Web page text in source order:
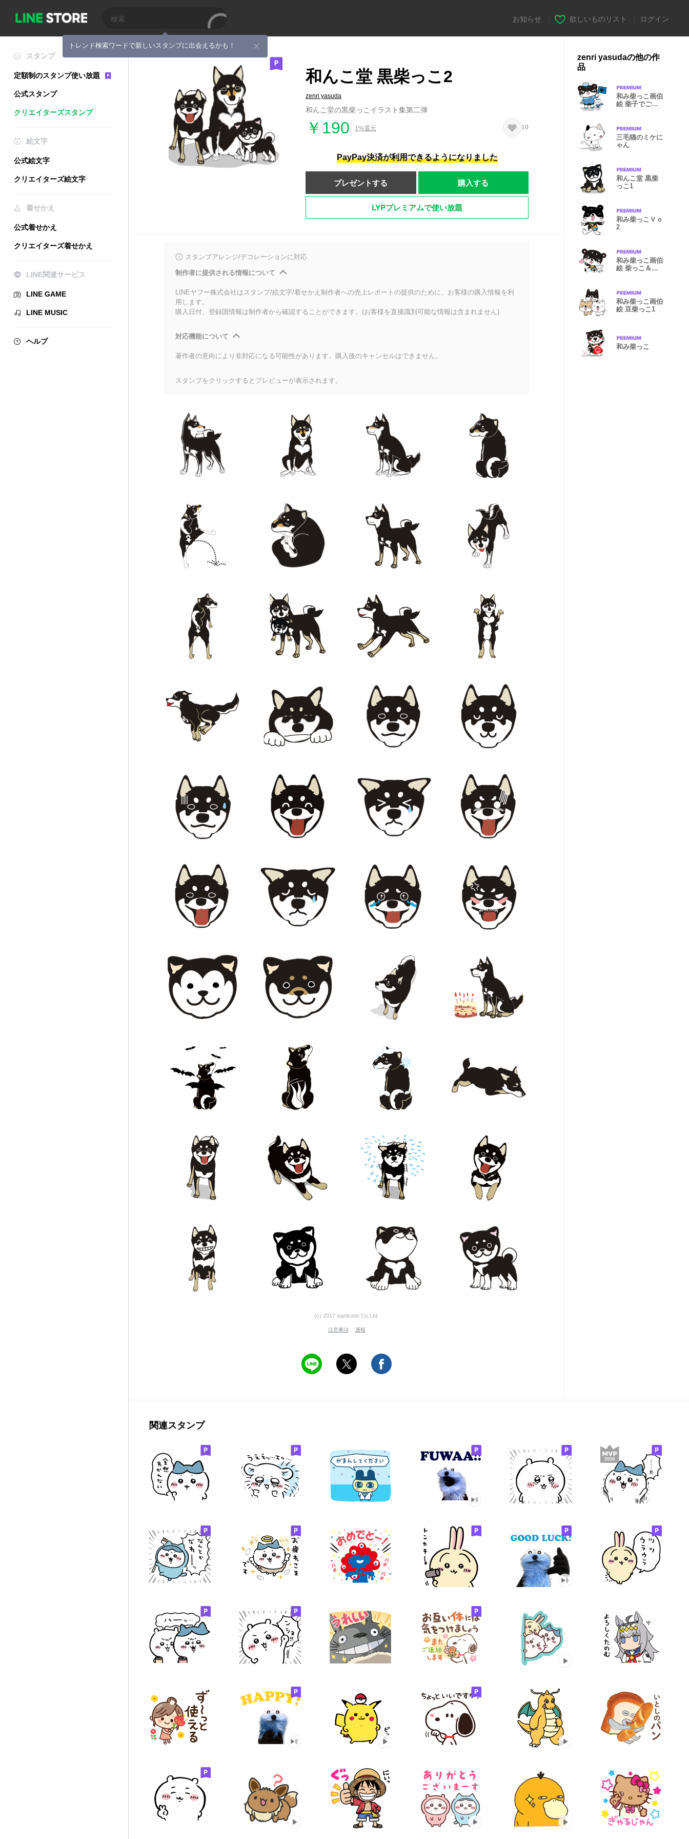
トレンド検索ワードで新しいスタンプに出会えるかも！
お知らせ 欲しいものリスト ログイン
スタンプ
定額制のスタンプ使い放題
公式スタンプ
クリエイターズスタンプ
絵文字
公式絵文字
クリエイターズ絵文字
着せかえ
公式着せかえ
クリエイターズ着せかえ
LINE関連サービス
LINE GAME
LINE MUSIC
ヘルプ
和んこ堂 黒柴っこ2
zenri yasuda
和んこ堂の黒柴っこイラスト集第二弾
￥190 1%還元 10
PayPay決済が利用できるようになりました
プレゼントする 購入する
LYPプレミアムで使い放題
スタンプアレンジ/デコレーションに対応
制作者に提供される情報について
LINEヤフー株式会社はスタンプ/絵文字/着せかえ制作者への売上レポートの提供のために、お客様の購入情報を利
用します。
購入日付、登録国情報は制作者から確認することができます。(お客様を直接識別可能な情報は含まれません)
対応機能について
著作者の意向により非対応になる可能性があります。購入後のキャンセルはできません。
スタンプをクリックするとプレビューが表示されます。
(c) 2017 wankodo Co.Ltd.
注意事項 通報
zenri yasudaの他の作
品
和み柴っこ画伯
絵 柴子でござ
三毛猫のミケに
ゃん
和んこ堂 黒柴
っこ1
和み柴っこＶｏ
2
和み柴っこ画伯
絵 柴っこ＆シ
和み柴っこ画伯
絵 豆柴っこ1
和み柴っこ
関連スタンプ